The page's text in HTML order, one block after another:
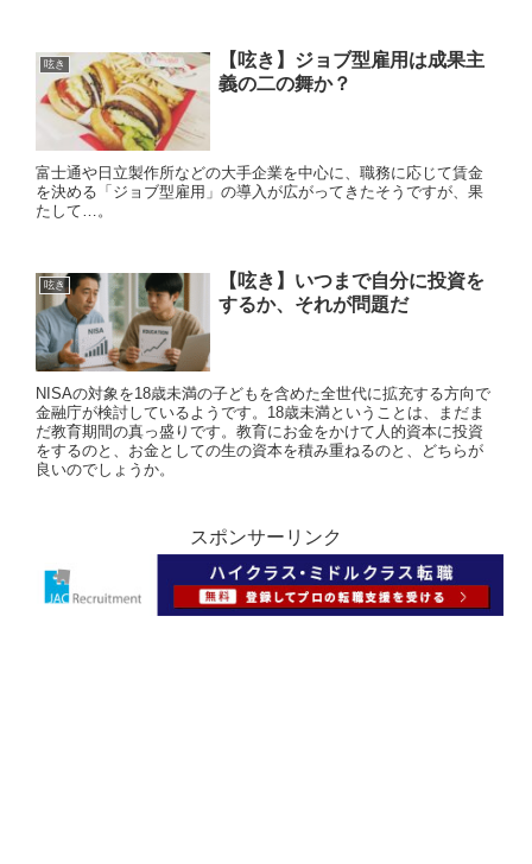
呟き
【呟き】ジョブ型雇用は成果主
義の二の舞か？
富士通や日立製作所などの大手企業を中心に、職務に応じて賃金
を決める「ジョブ型雇用」の導入が広がってきたそうですが、果
たして…。
呟き
【呟き】いつまで自分に投資を
するか、それが問題だ
NISAの対象を18歳未満の子どもを含めた全世代に拡充する方向で
金融庁が検討しているようです。18歳未満ということは、まだま
だ教育期間の真っ盛りです。教育にお金をかけて人的資本に投資
をするのと、お金としての生の資本を積み重ねるのと、どちらが
良いのでしょうか。
スポンサーリンク